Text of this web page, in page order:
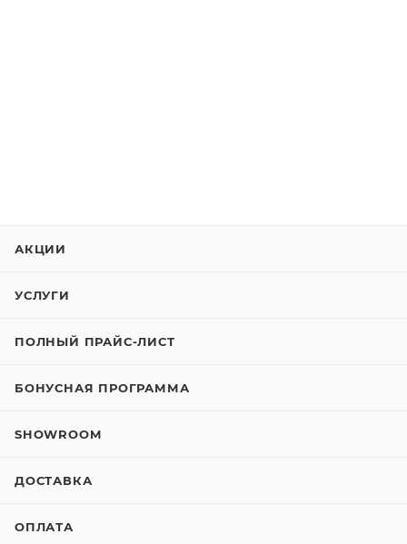
АКЦИИ
УСЛУГИ
ПОЛНЫЙ ПРАЙС-ЛИСТ
БОНУСНАЯ ПРОГРАММА
SHOWROOM
ДОСТАВКА
ОПЛАТА